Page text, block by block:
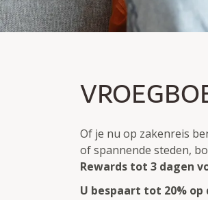
Bespaar tot 20% op de Flex
Boekbaar tot 3 dagen voor
Of je nu op zakenreis
of spannende steden,
Rewards tot 3 dagen
U bespaart tot 20%